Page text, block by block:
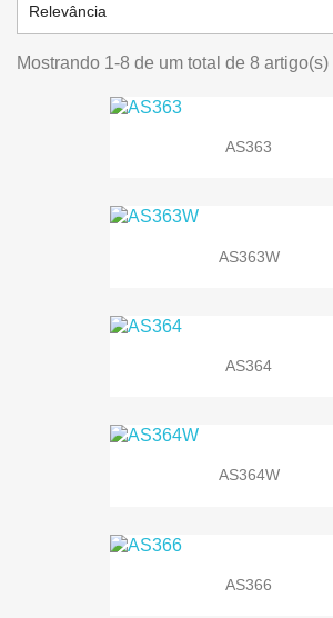
Relevância
Mostrando 1-8 de um total de 8 artigo(s)
AS363
AS363W
AS364
AS364W
AS366